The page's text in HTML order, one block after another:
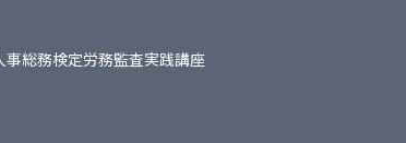
事総務検定労務監査実践講座